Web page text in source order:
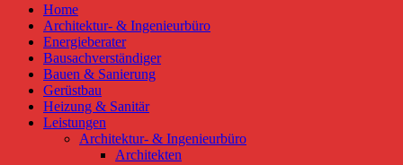
Home
Architektur- & Ingenieurbüro
Energieberater
Bausachverständiger
Bauen & Sanierung
Gerüstbau
Heizung & Sanitär
Leistungen
Architektur- & Ingenieurbüro
Architekten